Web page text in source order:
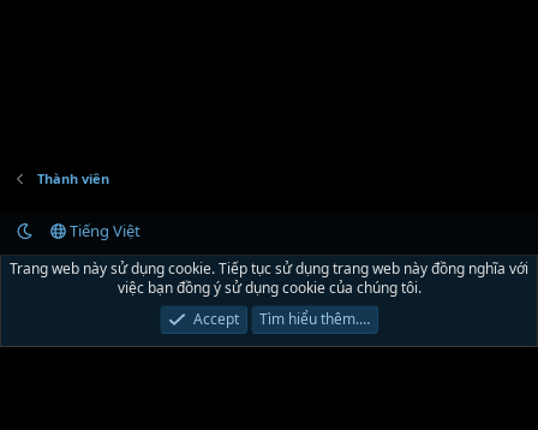
Thành viên
Tiếng Việt
Liên hệ
Quy định và Nội quy Chính sách bảo mật Trợ giúp
R
Community platform by XenForo® © 2010-2024 XenForo Ltd.
Xenforo Theme © by ©XenTR
Trang web này sử dụng cookie. Tiếp tục sử dụng trang web này đồng nghĩa với
việc bạn đồng ý sử dụng cookie của chúng tôi.
Accept
Tìm hiểu thêm.…